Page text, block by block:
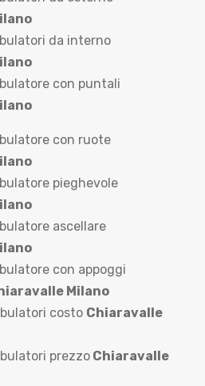
da interno
con puntali
con ruote
pieghevole
ascellare
con appoggi
Milano
costo Chiaravalle
prezzo Chiaravalle